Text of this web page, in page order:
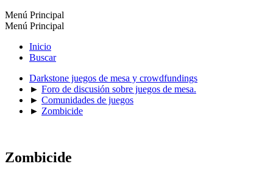
Menú Principal
Menú Principal
Inicio
Buscar
Darkstone juegos de mesa y crowdfundings
► Foro de discusión sobre juegos de mesa.
► Comunidades de juegos
► Zombicide
Zombicide